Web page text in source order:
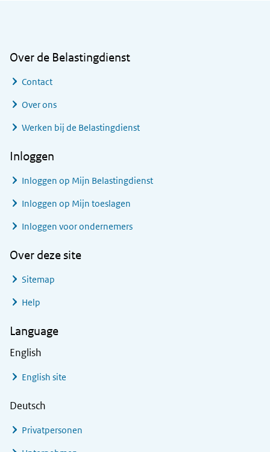
Over de Belastingdienst
Contact
Over ons
Werken bij de Belastingdienst
Inloggen
Inloggen op Mijn Belastingdienst
Inloggen op Mijn toeslagen
Inloggen voor ondernemers
Over deze site
Sitemap
Help
Language
English
English site
Deutsch
Privatpersonen